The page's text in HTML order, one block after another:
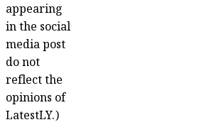
appearing
in the social
media post
do not
reflect the
opinions of
LatestLY.)